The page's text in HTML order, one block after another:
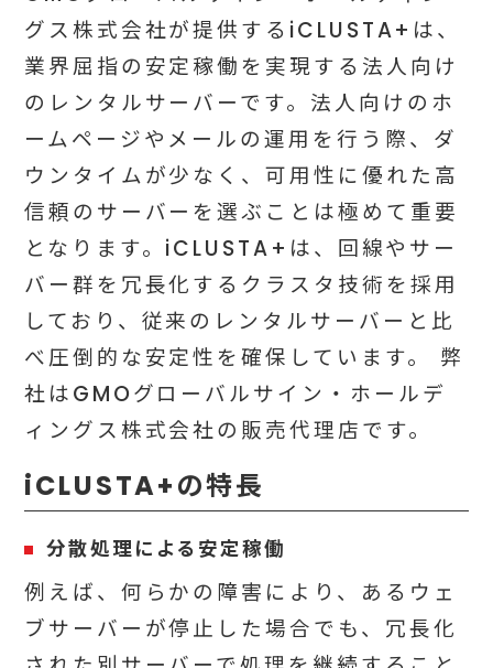
グス株式会社が提供するiCLUSTA+は、
業界屈指の安定稼働を実現する法人向け
のレンタルサーバーです。法人向けのホ
ームページやメールの運用を行う際、ダ
ウンタイムが少なく、可用性に優れた高
信頼のサーバーを選ぶことは極めて重要
となります。iCLUSTA+は、回線やサー
バー群を冗長化するクラスタ技術を採用
しており、従来のレンタルサーバーと比
べ圧倒的な安定性を確保しています。
弊
社はGMOグローバルサイン・ホールデ
ィングス株式会社の販売代理店です。
iCLUSTA+の特長
分散処理による安定稼働
例えば、何らかの障害により、あるウェ
ブサーバーが停止した場合でも、冗長化